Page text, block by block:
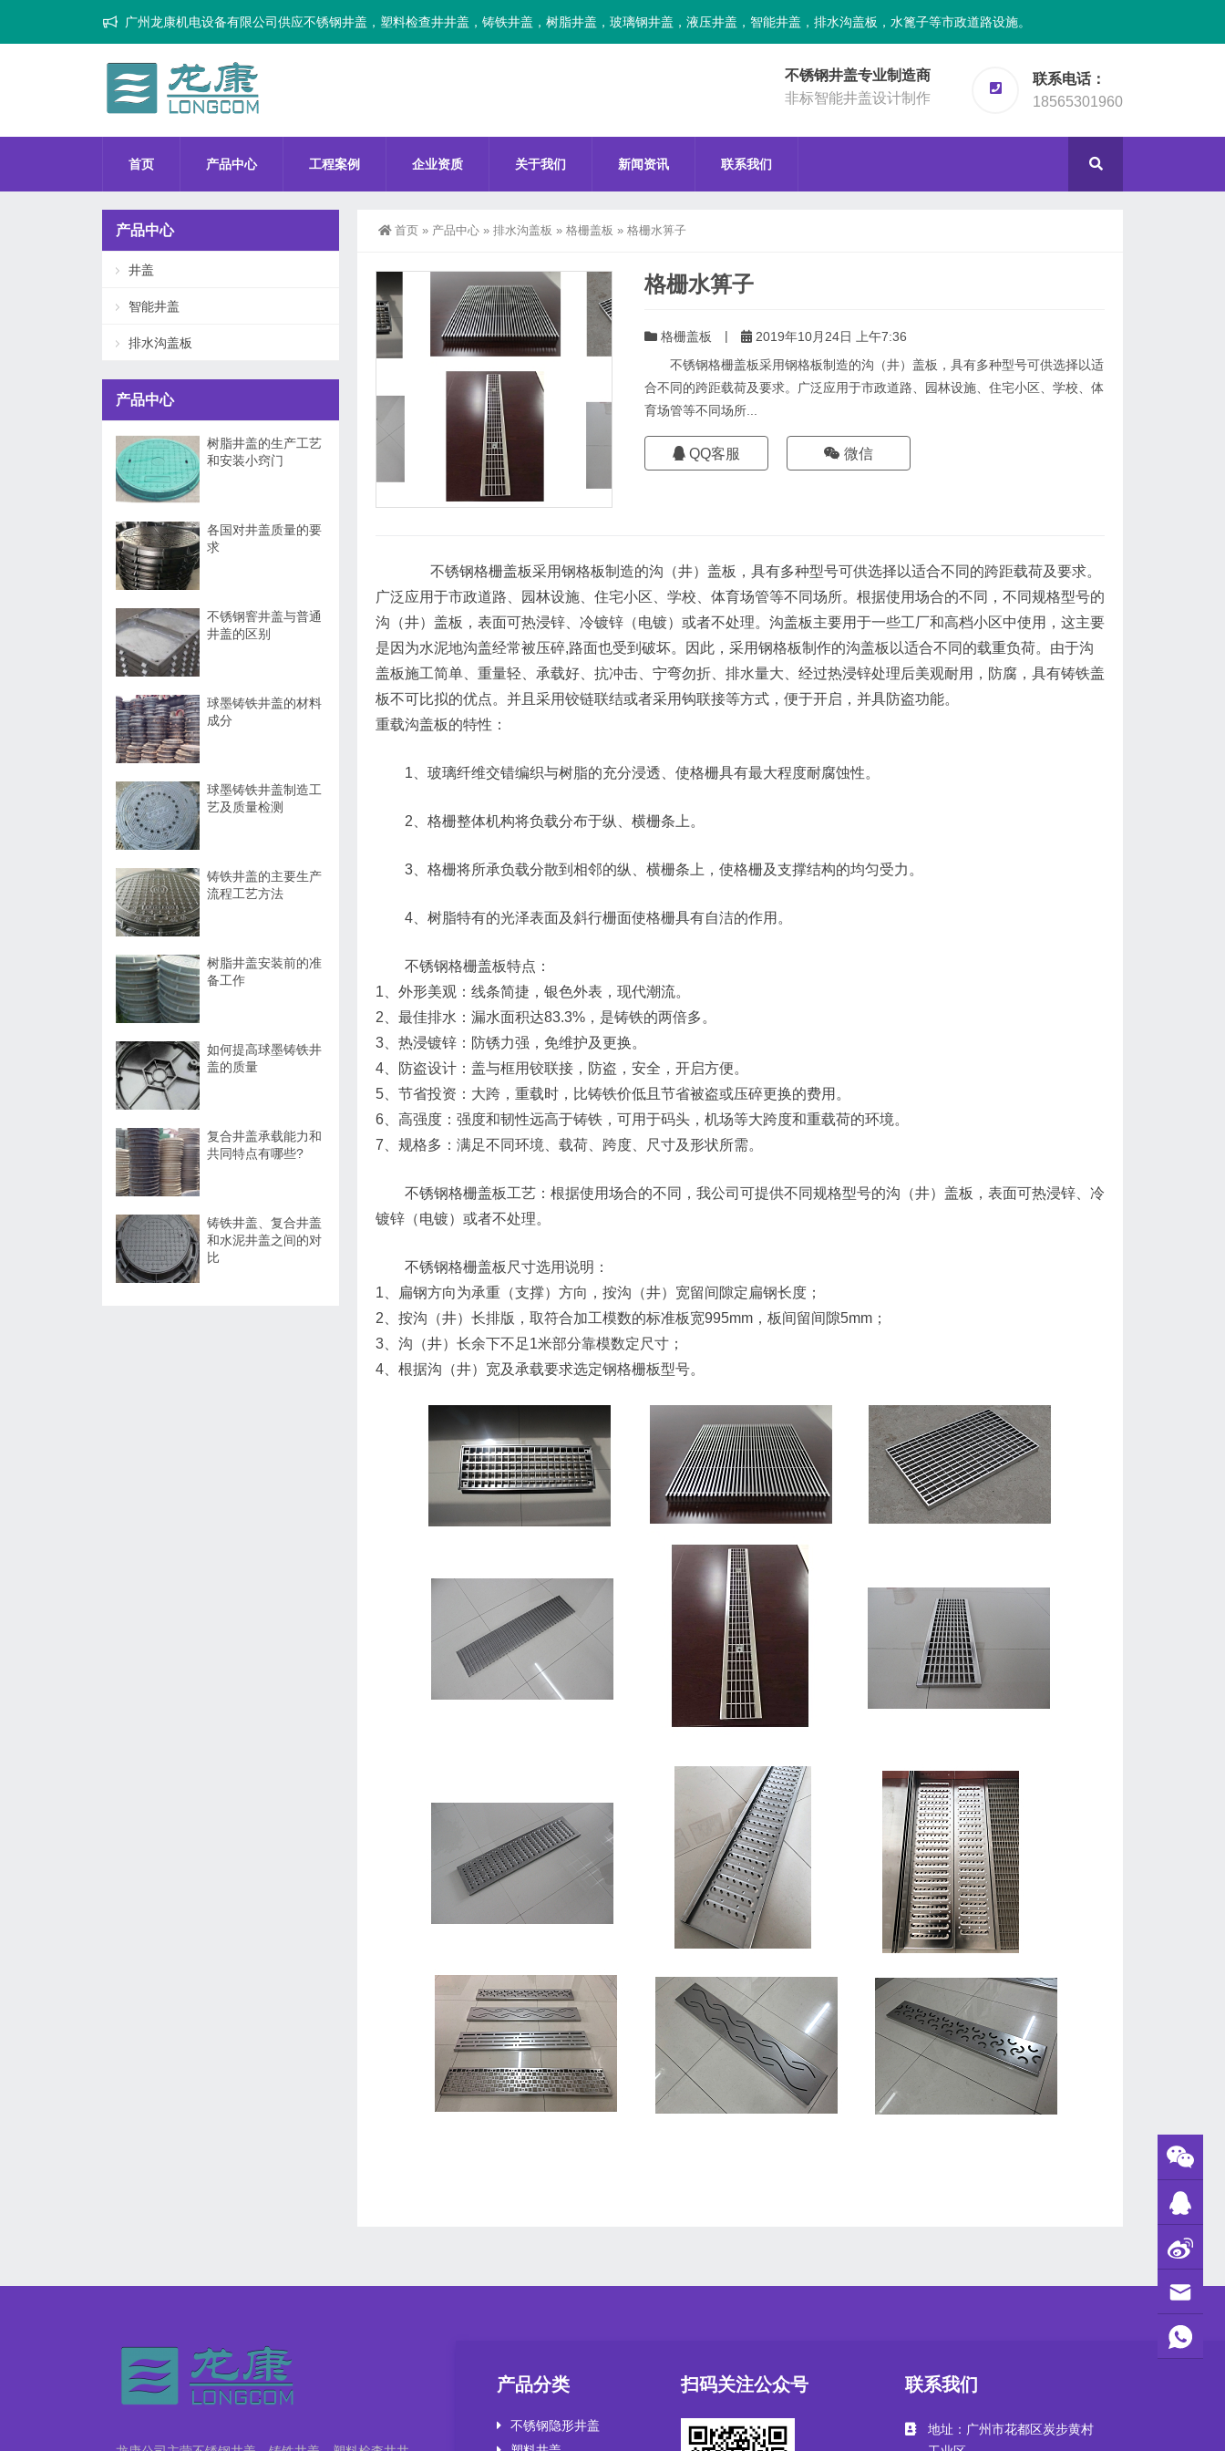
广州龙康机电设备有限公司供应不锈钢井盖，塑料检查井井盖，铸铁井盖，树脂井盖，玻璃钢井盖，液压井盖，智能井盖，排水沟盖板，水篦子等市政道路设施。
不锈钢井盖专业制造商
非标智能井盖设计制作
联系电话：
18565301960
首页 产品中心 工程案例 企业资质 关于我们 新闻资讯 联系我们
首页 » 产品中心 » 排水沟盖板 » 格栅盖板 » 格栅水箅子
格栅水箅子
格栅盖板 |
2019年10月24日 上午7:36
不锈钢格栅盖板采用钢格板制造的沟（井）盖板，具有多种型号可供选择以适
合不同的跨距载荷及要求。广泛应用于市政道路、园林设施、住宅小区、学校、体
育场管等不同场所...
QQ客服 微信
不锈钢格栅盖板采用钢格板制造的沟（井）盖板，具有多种型号可供选择以适合不同的跨距载荷及要求。
广泛应用于市政道路、园林设施、住宅小区、学校、体育场管等不同场所。根据使用场合的不同，不同规格型号的
沟（井）盖板，表面可热浸锌、冷镀锌（电镀）或者不处理。沟盖板主要用于一些工厂和高档小区中使用，这主要
是因为水泥地沟盖经常被压碎,路面也受到破坏。因此，采用钢格板制作的沟盖板以适合不同的载重负荷。由于沟
盖板施工简单、重量轻、承载好、抗冲击、宁弯勿折、排水量大、经过热浸锌处理后美观耐用，防腐，具有铸铁盖
板不可比拟的优点。并且采用铰链联结或者采用钩联接等方式，便于开启，并具防盗功能。
重载沟盖板的特性：
1、玻璃纤维交错编织与树脂的充分浸透、使格栅具有最大程度耐腐蚀性。
2、格栅整体机构将负载分布于纵、横栅条上。
3、格栅将所承负载分散到相邻的纵、横栅条上，使格栅及支撑结构的均匀受力。
4、树脂特有的光泽表面及斜行栅面使格栅具有自洁的作用。
不锈钢格栅盖板特点：
1、外形美观：线条简捷，银色外表，现代潮流。
2、最佳排水：漏水面积达83.3%，是铸铁的两倍多。
3、热浸镀锌：防锈力强，免维护及更换。
4、防盗设计：盖与框用铰联接，防盗，安全，开启方便。
5、节省投资：大跨，重载时，比铸铁价低且节省被盗或压碎更换的费用。
6、高强度：强度和韧性远高于铸铁，可用于码头，机场等大跨度和重载荷的环境。
7、规格多：满足不同环境、载荷、跨度、尺寸及形状所需。
不锈钢格栅盖板工艺：根据使用场合的不同，我公司可提供不同规格型号的沟（井）盖板，表面可热浸锌、冷
镀锌（电镀）或者不处理。
不锈钢格栅盖板尺寸选用说明：
1、扁钢方向为承重（支撑）方向，按沟（井）宽留间隙定扁钢长度；
2、按沟（井）长排版，取符合加工模数的标准板宽995mm，板间留间隙5mm；
3、沟（井）长余下不足1米部分靠模数定尺寸；
4、根据沟（井）宽及承载要求选定钢格栅板型号。
产品中心
井盖
智能井盖
排水沟盖板
产品中心
树脂井盖的生产工艺
和安装小窍门
各国对井盖质量的要
求
不锈钢窨井盖与普通
井盖的区别
球墨铸铁井盖的材料
成分
球墨铸铁井盖制造工
艺及质量检测
铸铁井盖的主要生产
流程工艺方法
树脂井盖安装前的准
备工作
如何提高球墨铸铁井
盖的质量
复合井盖承载能力和
共同特点有哪些?
铸铁井盖、复合井盖
和水泥井盖之间的对
比
产品分类
不锈钢隐形井盖
扫码关注公众号 联系我们
地址：广州市花都区炭步黄村